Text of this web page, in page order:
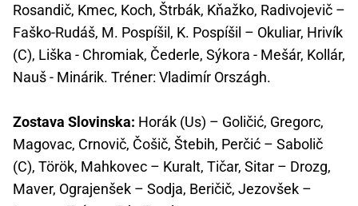
Rosandič, Kmec, Koch, Štrbák, Kňažko, Radivojevič –
Faško-Rudáš, M. Pospíšil, K. Pospíšil – Okuliar, Hrivík
(C), Liška - Chromiak, Čederle, Sýkora - Mešár, Kollár,
Nauš - Minárik. Tréner: Vladimír Országh.
Zostava Slovinska: Horák (Us) – Goličić, Gregorc,
Magovac, Crnovič, Čošič, Štebih, Perčić – Sabolič
(C), Török, Mahkovec – Kuralt, Tičar, Sitar – Drozg,
Maver, Ograjenšek – Sodja, Beričič, Jezovšek –